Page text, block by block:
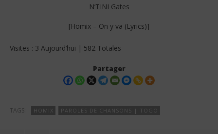
N’TINI Gates
[Homix – On y va (Lyrics)]
Visites : 3 Aujourd’hui | 582 Totales
Partager
TAGS: HOMIX PAROLES DE CHANSONS | TOGO